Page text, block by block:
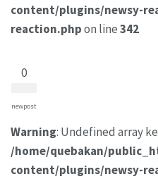
content/plugins/newsy-
reaction.phpon line342
0
newpost
Warning: Undefined array
/home/quebakan/
content/plugins/newsy-